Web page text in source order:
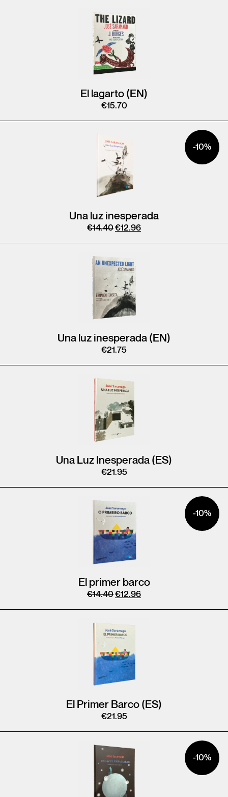
El lagarto (EN)
€15.70
Una luz inesperada
€14.40€12.96
-10%
Una luz inesperada (EN)
€21.75
Una Luz Inesperada (ES)
€21.95
El primer barco
€14.40€12.96
-10%
El Primer Barco (ES)
€21.95
-10%